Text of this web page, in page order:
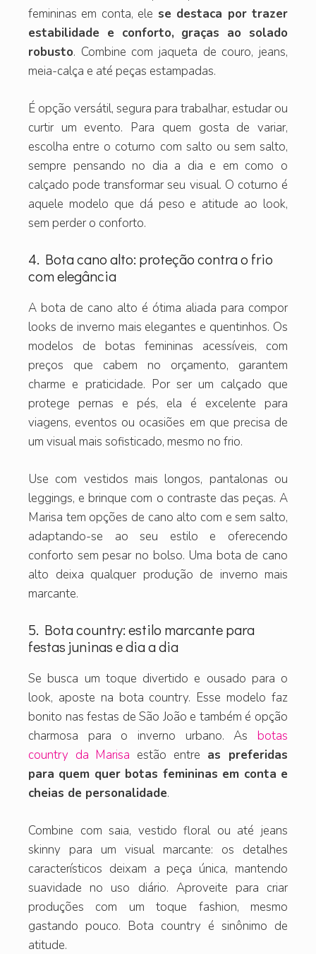
femininas em conta, ele se destaca por trazer
estabilidade e conforto, graças ao solado
robusto. Combine com jaqueta de couro, jeans,
meia-calça e até peças estampadas.
É opção versátil, segura para trabalhar, estudar ou
curtir um evento. Para quem gosta de variar,
escolha entre o coturno com salto ou sem salto,
sempre pensando no dia a dia e em como o
calçado pode transformar seu visual. O coturno é
aquele modelo que dá peso e atitude ao look,
sem perder o conforto.
4. Bota cano alto: proteção contra o frio
com elegância
A bota de cano alto é ótima aliada para compor
looks de inverno mais elegantes e quentinhos. Os
modelos de botas femininas acessíveis, com
preços que cabem no orçamento, garantem
charme e praticidade. Por ser um calçado que
protege pernas e pés, ela é excelente para
viagens, eventos ou ocasiões em que precisa de
um visual mais sofisticado, mesmo no frio.
Use com vestidos mais longos, pantalonas ou
leggings, e brinque com o contraste das peças. A
Marisa tem opções de cano alto com e sem salto,
adaptando-se ao seu estilo e oferecendo
conforto sem pesar no bolso. Uma bota de cano
alto deixa qualquer produção de inverno mais
marcante.
5. Bota country: estilo marcante para
festas juninas e dia a dia
Se busca um toque divertido e ousado para o
look, aposte na bota country. Esse modelo faz
bonito nas festas de São João e também é opção
charmosa para o inverno urbano. As botas
country da Marisa estão entre as preferidas
para quem quer botas femininas em conta e
cheias de personalidade.
Combine com saia, vestido floral ou até jeans
skinny para um visual marcante: os detalhes
característicos deixam a peça única, mantendo
suavidade no uso diário. Aproveite para criar
produções com um toque fashion, mesmo
gastando pouco. Bota country é sinônimo de
atitude.